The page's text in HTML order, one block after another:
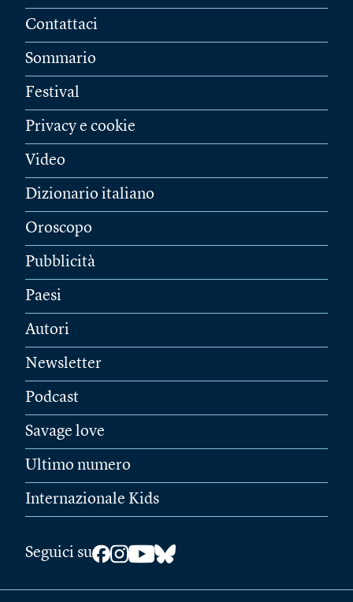
Contattaci
Sommario
Festival
Privacy e cookie
Video
Dizionario italiano
Oroscopo
Pubblicità
Paesi
Autori
Newsletter
Podcast
Savage love
Ultimo numero
Internazionale Kids
Seguici su